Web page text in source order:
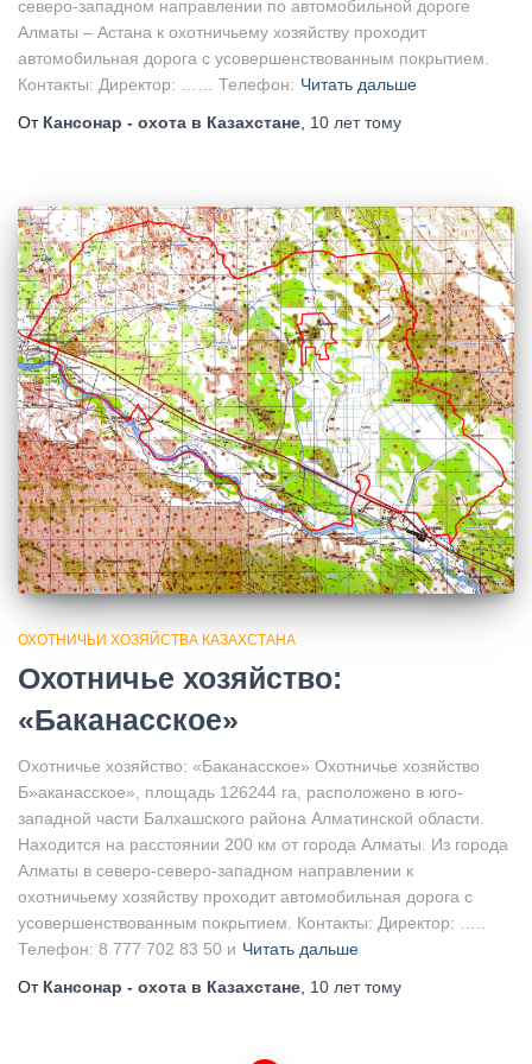
северо-западном направлении по автомобильной дороге
Алматы – Астана к охотничьему хозяйству проходит
автомобильная дорога с усовершенствованным покрытием.
Контакты: Директор: …… Телефон: Читать дальше
От Кансонар - охота в Казахстане 10 леттому
ОХОТНИЧЬИ ХОЗЯЙСТВА КАЗАХСТАНА
Охотничье хозяйство:
«Баканасское»
Охотничье хозяйство: «Баканасское» Охотничье хозяйство
Б»аканасское», площадь 126244 га, расположено в юго-
западной части Балхашского района Алматинской области.
Находится на расстоянии 200 км от города Алматы. Из города
Алматы в северо-северо-западном направлении к
охотничьему хозяйству проходит автомобильная дорога с
усовершенствованным покрытием. Контакты: Директор: …..
Телефон: 8 777 702 83 50 и Читать дальше
От Кансонар - охота в Казахстане 10 леттому